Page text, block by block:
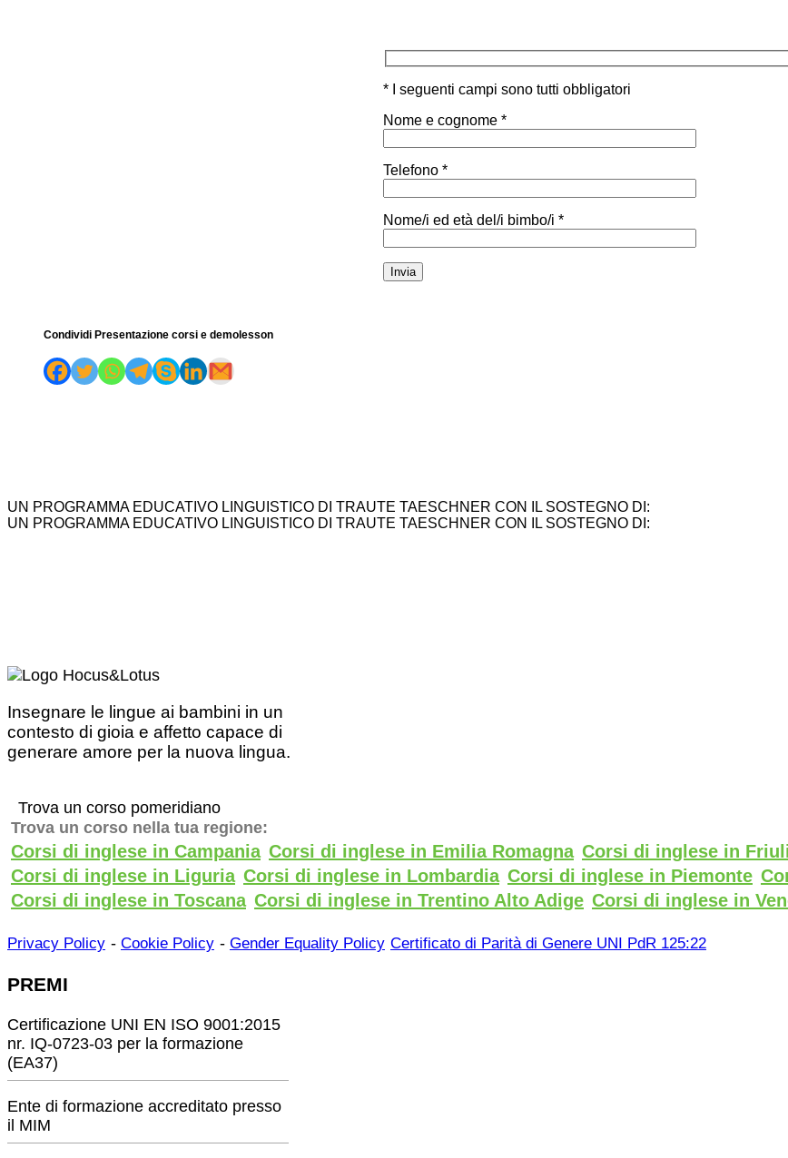
* I seguenti campi sono tutti obbligatori
Nome e cognome *
Telefono *
Nome/i ed età del/i bimbo/i *
Condividi Presentazione corsi e demolesson
UN PROGRAMMA EDUCATIVO LINGUISTICO DI TRAUTE TAESCHNER CON IL SOSTEGNO DI:
UN PROGRAMMA EDUCATIVO LINGUISTICO DI TRAUTE TAESCHNER CON IL SOSTEGNO DI:
Insegnare le lingue ai bambini in un
contesto di gioia e affetto capace di
generare amore per la nuova lingua.
Trova un corso pomeridiano
Trova un corso nella tua regione:
Corsi di inglese in Campania Corsi di inglese in Emilia Romagna Corsi di inglese in
Corsi di inglese in Liguria Corsi di inglese in Lombardia Corsi di inglese in Piemonte
Corsi di inglese in Toscana Corsi di inglese in Trentino Alto Adige Corsi di inglese in
Privacy Policy - Cookie Policy - Gender Equality Policy Certificato di Parità di Genere UNI PdR 125:22
PREMI
Certificazione UNI EN ISO 9001:2015
nr. IQ-0723-03 per la formazione
(EA37)
Ente di formazione accreditato presso
il MIM